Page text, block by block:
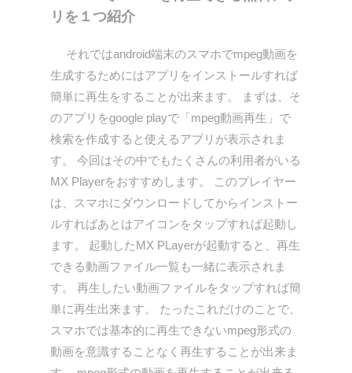
リを１つ紹介
それではandroid端末のスマホでmpeg動画を
生成するためにはアプリをインストールすれば
簡単に再生をすることが出来ます。 まずは、そ
のアプリをgoogle playで「mpeg動画再生」で
検索を作成すると使えるアプリが表示されま
す。 今回はその中でもたくさんの利用者がいる
MX Playerをおすすめします。 このプレイヤー
は、スマホにダウンロードしてからインストー
ルすればあとはアイコンをタップすれば起動し
ます。 起動したMX PLayerが起動すると、再生
できる動画ファイル一覧も一緒に表示されま
す。 再生したい動画ファイルをタップすれば簡
単に再生出来ます。 たったこれだけのことで、
スマホでは基本的に再生できないmpeg形式の
動画を意識することなく再生することが出来ま